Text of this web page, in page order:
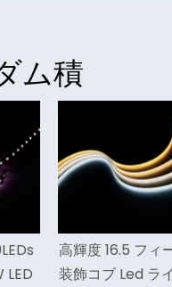
ム積
16.5 フィート
ブ Led ライト
高 Cri
ブ